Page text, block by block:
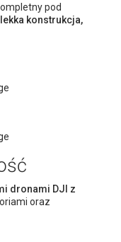
pod
konstrukcja,
dronami DJI z
oraz